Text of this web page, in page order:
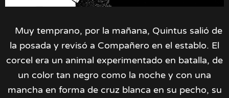
Muy temprano, por la mañana, Quintus salió de
la posada y revisó a Compañero en el establo. El
corcel era un animal experimentado en batalla, de
un color tan negro como la noche y con una
mancha en forma de cruz blanca en su pecho, su